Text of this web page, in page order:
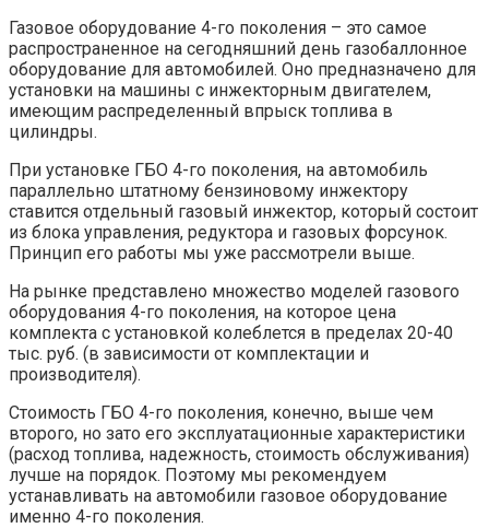
Газовое оборудование 4-го поколения – это самое
распространенное на сегодняшний день газобаллонное
оборудование для автомобилей. Оно предназначено для
установки на машины с инжекторным двигателем,
имеющим распределенный впрыск топлива в
цилиндры.
При установке ГБО 4-го поколения, на автомобиль
параллельно штатному бензиновому инжектору
ставится отдельный газовый инжектор, который состоит
из блока управления, редуктора и газовых форсунок.
Принцип его работы мы уже рассмотрели выше.
На рынке представлено множество моделей газового
оборудования 4-го поколения, на которое цена
комплекта с установкой колеблется в пределах 20-40
тыс. руб. (в зависимости от комплектации и
производителя).
Стоимость ГБО 4-го поколения, конечно, выше чем
второго, но зато его эксплуатационные характеристики
(расход топлива, надежность, стоимость обслуживания)
лучше на порядок. Поэтому мы рекомендуем
устанавливать на автомобили газовое оборудование
именно 4-го поколения.